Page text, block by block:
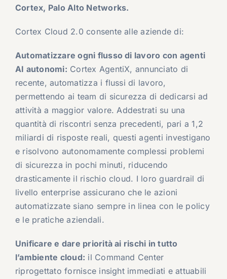
Cortex, Palo Alto Networks.
Cortex Cloud 2.0 consente alle aziende di:
Automatizzare ogni flusso di lavoro con agenti
AI autonomi: Cortex AgentiX, annunciato di
recente, automatizza i flussi di lavoro,
permettendo ai team di sicurezza di dedicarsi ad
attività a maggior valore. Addestrati su una
quantità di riscontri senza precedenti, pari a 1,2
miliardi di risposte reali, questi agenti investigano
e risolvono autonomamente complessi problemi
di sicurezza in pochi minuti, riducendo
drasticamente il rischio cloud. I loro guardrail di
livello enterprise assicurano che le azioni
automatizzate siano sempre in linea con le policy
e le pratiche aziendali.
Unificare e dare priorità ai rischi in tutto
l’ambiente cloud: il Command Center
riprogettato fornisce insight immediati e attuabili